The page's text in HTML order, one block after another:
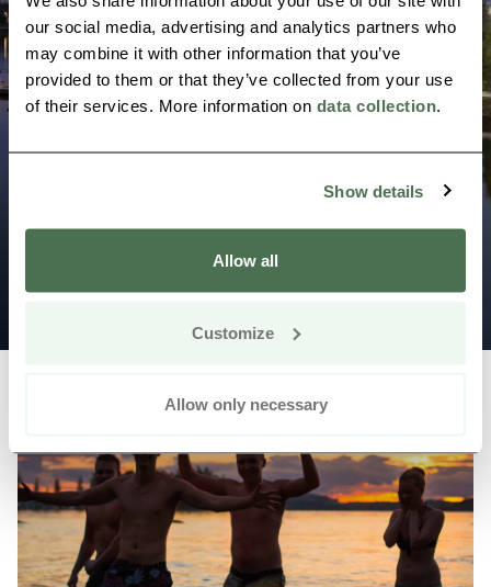
our social media, advertising and analytics partners who
may combine it with other information that you’ve
provided to them or that they’ve collected from your use
of their services. More information on data collection.
Show details
Allow all
Customize
Allow only necessary
Foto: Atacan Ergin
einem durch unsere Freude an allem aus, was das
Stadtleben zu bieten hat. Zum anderen haben wir
eine enge Verbindung zur Natur, denn sie ist der